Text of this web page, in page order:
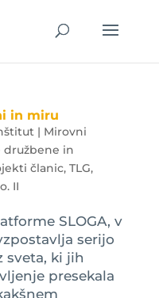
in miru
| Mirovni
družbene in
članic, TLG,
II
SLOGA, v
serijo
sveta, ki jih
presekala